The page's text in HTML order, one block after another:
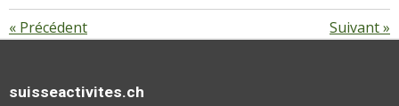
« Précédent Suivant»
suisseactivites.ch